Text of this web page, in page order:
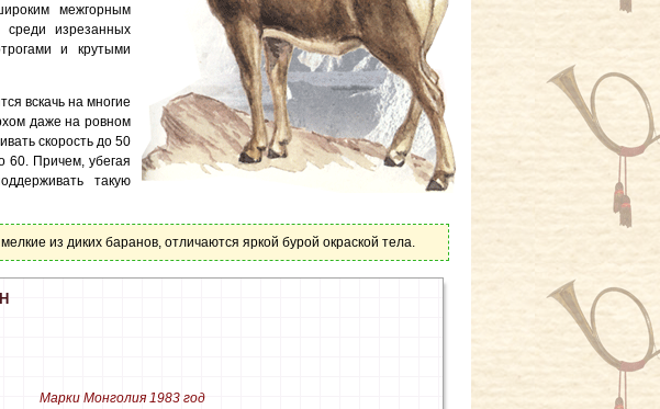
межгорным
изрезанных
и крутыми
вскачь на многие
даже на ровном
скорость до 50
60. Причем, убегая
такую
из диких баранов, отличаются яркой бурой окраской тела.
Марки Монголия 1983 год